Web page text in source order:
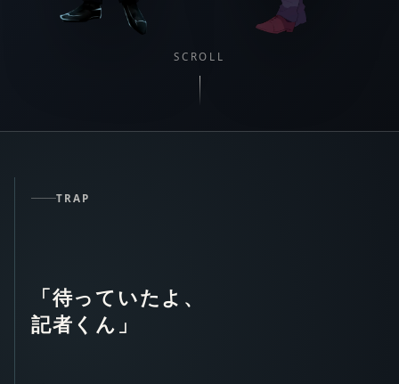
SCROLL
TRAP
「待っていたよ、
記者くん」